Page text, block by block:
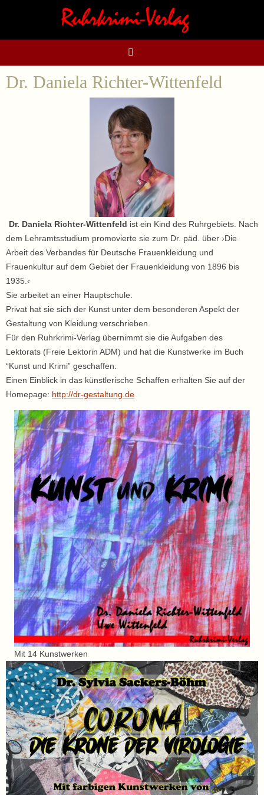
Dr. Daniela Richter-Wittenfeld
Dr. Daniela Richter-Wittenfeld ist ein Kind des Ruhrgebiets. Nach
dem Lehramtsstudium promovierte sie zum Dr. päd. über ›Die
Arbeit des Verbandes für Deutsche Frauenkleidung und
Frauenkultur auf dem Gebiet der Frauenkleidung von 1896 bis
1935.‹
Sie arbeitet an einer Hauptschule.
Privat hat sie sich der Kunst unter dem besonderen Aspekt der
Gestaltung von Kleidung verschrieben.
Für den Ruhrkrimi-Verlag übernimmt sie die Aufgaben des
Lektorats (Freie Lektorin ADM) und hat die Kunstwerke im Buch
“Kunst und Krimi” geschaffen.
Einen Einblick in das künstlerische Schaffen erhalten Sie auf der
Homepage: http://dr-gestaltung.de
Mit 14 Kunstwerken